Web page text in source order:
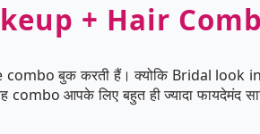
+ Hair
बुक करती हैं। क्योकि Bridal look
आपके लिए बहुत ही ज्यादा फायदेमंद